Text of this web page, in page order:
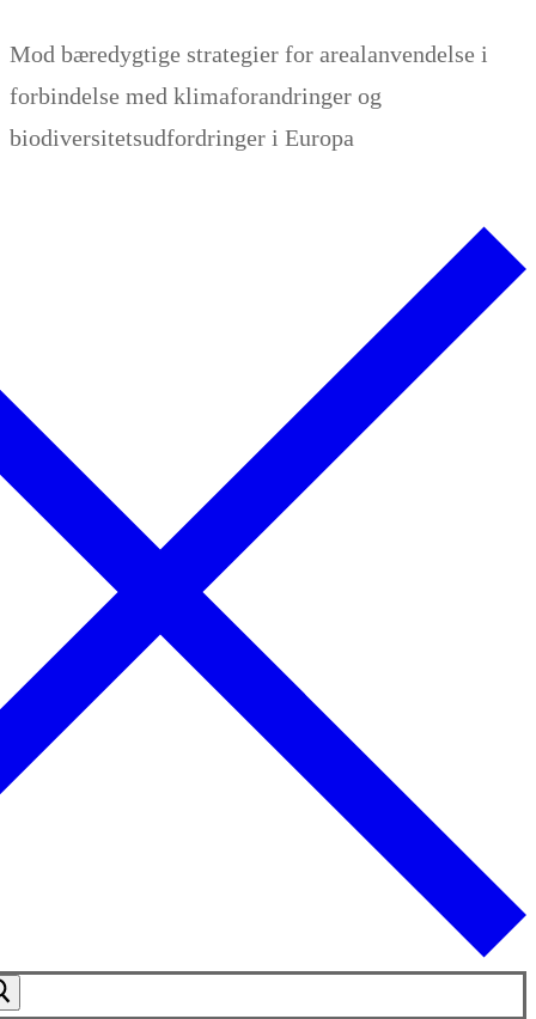
Inhalt
springen
Mod bæredygtige strategier for arealanvendelse i
forbindelse med klimaforandringer og
biodiversitetsudfordringer i Europa